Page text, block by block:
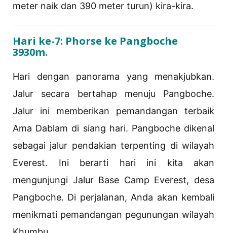
meter naik dan 390 meter turun) kira-kira.
Hari ke-7: Phorse ke Pangboche
3930m.
Hari dengan panorama yang menakjubkan.
Jalur secara bertahap menuju Pangboche.
Jalur ini memberikan pemandangan terbaik
Ama Dablam di siang hari. Pangboche dikenal
sebagai jalur pendakian terpenting di wilayah
Everest. Ini berarti hari ini kita akan
mengunjungi Jalur Base Camp Everest, desa
Pangboche. Di perjalanan, Anda akan kembali
menikmati pemandangan pegunungan wilayah